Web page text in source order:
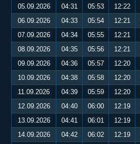
05.09.2026
04:31 05:53 12:22
06.09.2026
04:33 05:54 12:21
07.09.2026
04:34 05:55 12:21
08.09.2026
04:35 05:56 12:21
09.09.2026
04:36 05:57 12:20
10.09.2026
04:38 05:58 12:20
11.09.2026
04:39 05:59 12:20
12.09.2026
04:40 06:00 12:19
13.09.2026
04:41 06:01 12:19
14.09.2026
04:42 06:02 12:19